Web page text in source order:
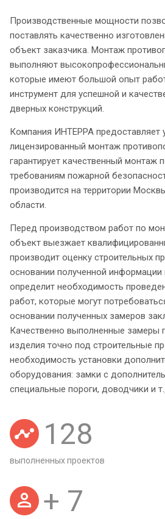
Производственные мощности
поставлять качественно
объект заказчика. Монтаж
выполняют
которые имеют большой опыт
инструмент для успешной и
дверных конструкций.
Компания ИНТЕРРА предоставляет
лицензированный монтаж
гарантирует качественный монтаж
требованиям пожарной
производится на территории
области.
Перед производством работ по
объект выезжает
производит оценку строительных
основании полученной
определит необходимость
работ, которые могут
основании полученных замеров
Качественно выполненные замеры
изделия точно под строительные
необходимость установки
оборудования: замки с
специальные пороги, доводчики и
128
выполненных проектов
+ 7